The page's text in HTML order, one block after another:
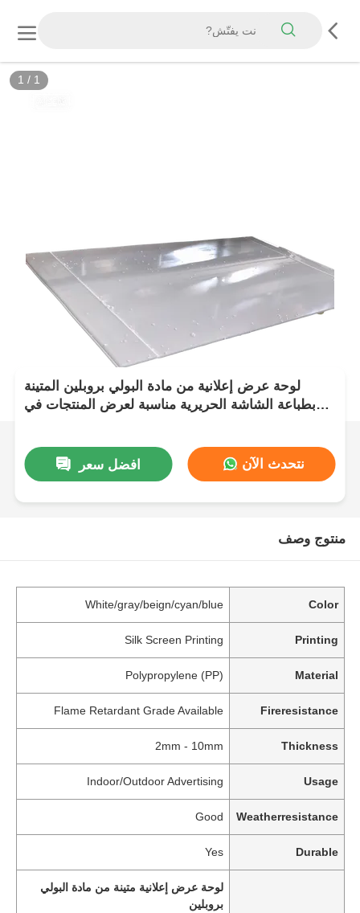
1 / 1
لوحة عرض إعلانية من مادة البولي بروبلين المتينة
بطباعة الشاشة الحريرية مناسبة لعرض المنتجات في
افضل سعر نتحدث الآن
منتوج وصف
Color
White/gray/beign/cyan/blue
Printing
Silk Screen Printing
Material
Polypropylene (PP)
Fireresistance
Flame Retardant Grade Available
Thickness
2mm - 10mm
Usage
Indoor/Outdoor Advertising
Weatherresistance
Good
Durable
Yes
لوحة عرض إعلانية متينة من مادة البولي
بروبلين